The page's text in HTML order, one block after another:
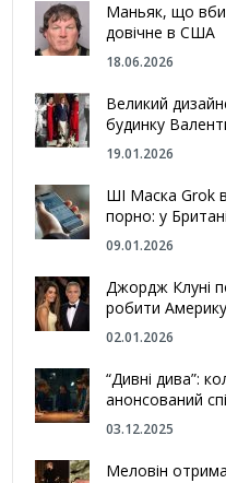
Маньяк, що
довічне в США
18.06.2026
Великий
будинку
19.01.2026
ШІ Маска Grok
порно: у
09.01.2026
Джордж Клуні
робити
02.01.2026
“Дивні дива”:
анонсований
03.12.2025
Меловін